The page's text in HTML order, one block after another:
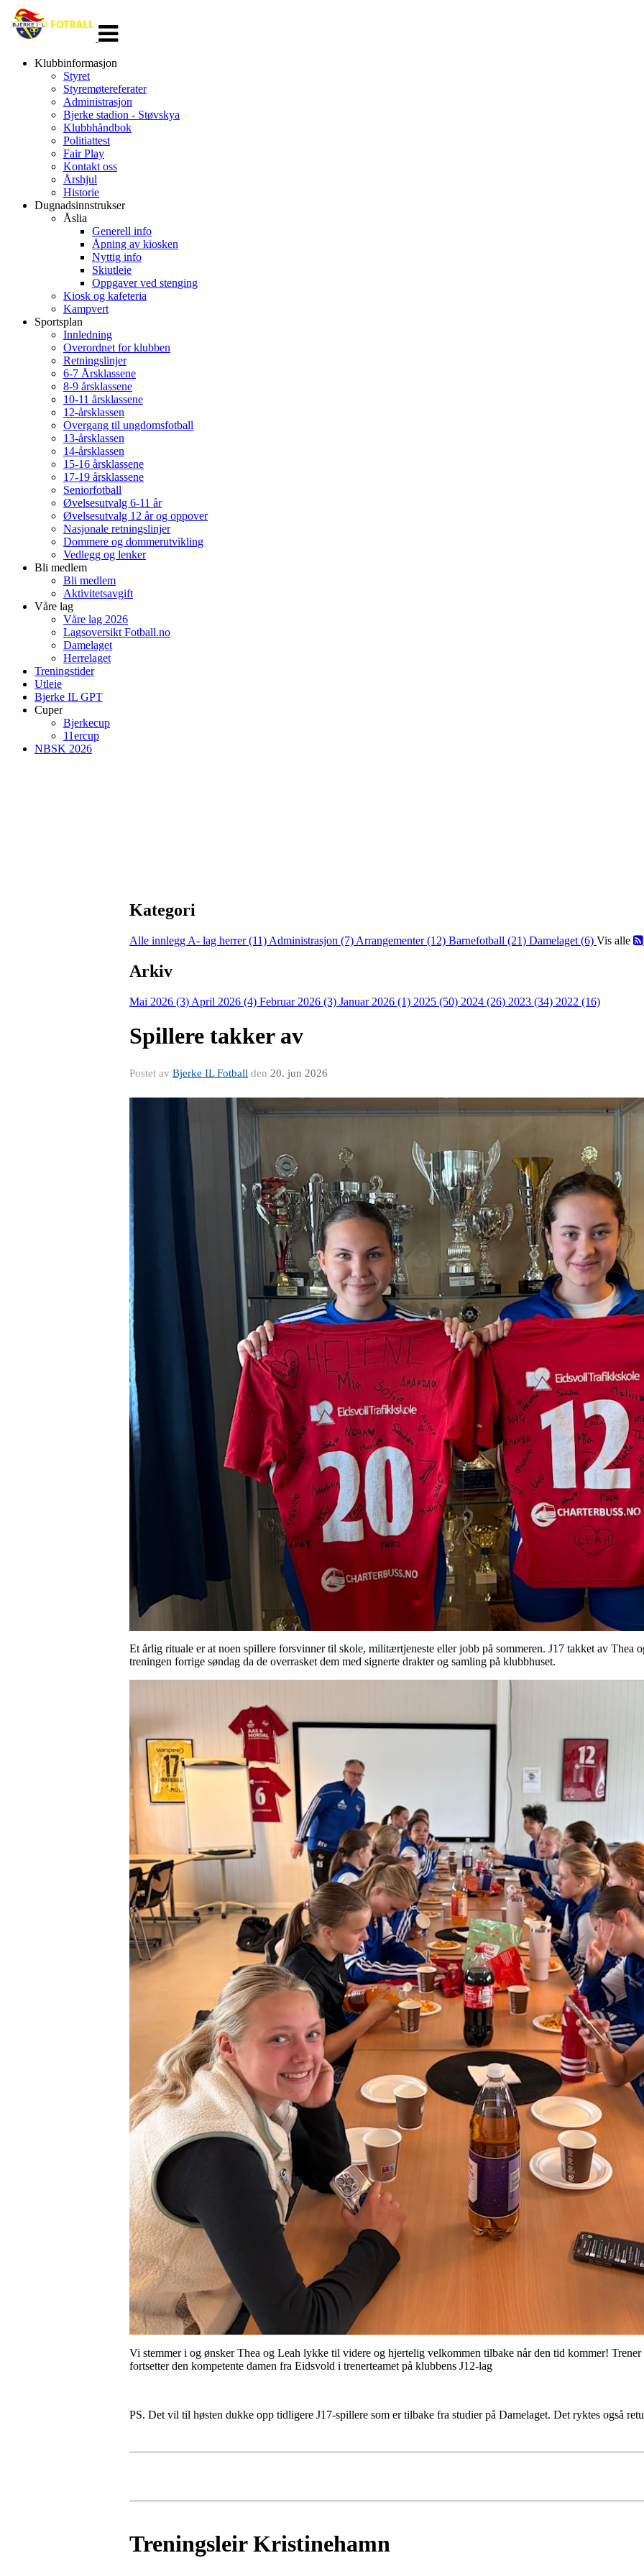
navigasjon
Klubbinformasjon
Styret
Styremøtereferater
Administrasjon
Bjerke stadion - Støvskya
Klubbhåndbok
Politiattest
Fair Play
Kontakt oss
Årshjul
Historie
Dugnadsinnstrukser
Åslia
Generell info
Åpning av kiosken
Nyttig info
Skiutleie
Oppgaver ved stenging
Kiosk og kafeteria
Kampvert
Sportsplan
Innledning
Overordnet for klubben
Retningslinjer
6-7 Årsklassene
8-9 årsklassene
10-11 årsklassene
12-årsklassen
Overgang til ungdomsfotball
13-årsklassen
14-årsklassen
15-16 årsklassene
17-19 årsklassene
Seniorfotball
Øvelsesutvalg 6-11 år
Øvelsesutvalg 12 år og oppover
Nasjonale retningslinjer
Dommere og dommerutvikling
Vedlegg og lenker
Bli medlem
Bli medlem
Aktivitetsavgift
Våre lag
Våre lag 2026
Lagsoversikt Fotball.no
Damelaget
Herrelaget
Treningstider
Utleie
Bjerke IL GPT
Cuper
Bjerkecup
11ercup
NBSK 2026
Kategori
Alle innlegg A- lag herrer (11) Administrasjon (7) Arrangementer (12) Barnefotball (21) Damelaget (6) Vis alle
Arkiv
Mai 2026 (3) April 2026 (4) Februar 2026 (3) Januar 2026 (1) 2025 (50) 2024 (26) 2023 (34) 2022 (16)
Spillere takker av
Postet av Bjerke IL Fotball den 20. jun 2026
Et årlig rituale er at noen spillere forsvinner til skole, militærtjeneste eller jobb på sommeren. J17 takket av Thea
treningen forrige søndag da de overrasket dem med signerte drakter og samling på klubbhuset.
Vi stemmer i og ønsker Thea og Leah lykke til videre og hjertelig velkommen tilbake når den tid kommer!
fortsetter den kompetente damen fra Eidsvold i trenerteamet på klubbens J12-lag
PS. Det vil til høsten dukke opp tidligere J17-spillere som er tilbake fra studier på Damelaget. Det ryktes også
Treningsleir Kristinehamn